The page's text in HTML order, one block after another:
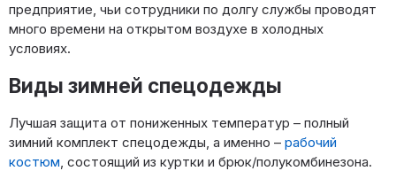
предприятие, чьи сотрудники по долгу службы проводят
много времени на открытом воздухе в холодных
условиях.
Виды зимней спецодежды
Лучшая защита от пониженных температур – полный
зимний комплект спецодежды, а именно – рабочий
костюм , состоящий из куртки и брюк/полукомбинезона.